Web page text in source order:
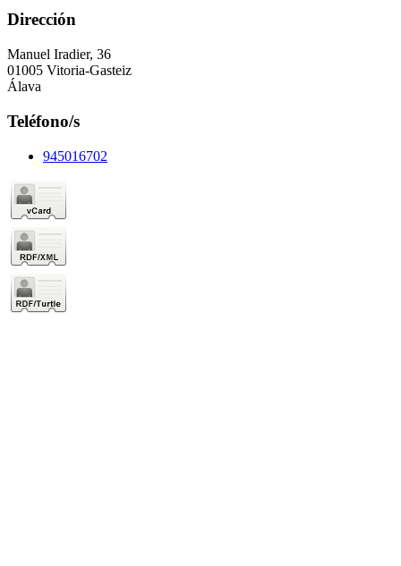
Dirección
Manuel Iradier, 36
01005 Vitoria-Gasteiz
Álava
Teléfono/s
945016702